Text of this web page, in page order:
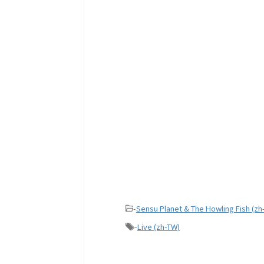
-Sensu Planet & The Howling Fish
-Live (zh-TW)